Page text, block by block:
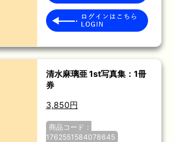
清水麻璃亜 1st写真集：1冊
券
3,850円
商品コード：
1762551584078645